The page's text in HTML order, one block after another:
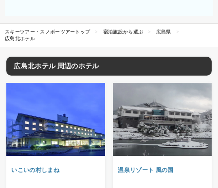
スキーツアー・スノボーツアートップ 宿泊施設から選ぶ
広島県
広島北ホテル
広島北ホテル 周辺のホテル
いこいの村しまね 温泉リゾート 風の国